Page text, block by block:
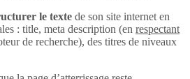
le texte de son site internet en
: title, meta description (en respectant
de recherche), des titres de niveaux